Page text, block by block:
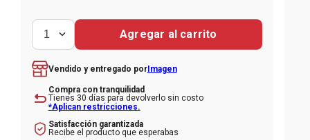
1 Agregar al carrito
Vendido y entregado porImagen
Compra con tranquilidad
Tienes 30 días para devolverlo sin costo
*Aplican restricciones.
Satisfacción garantizada
Recibe el producto que esperabas